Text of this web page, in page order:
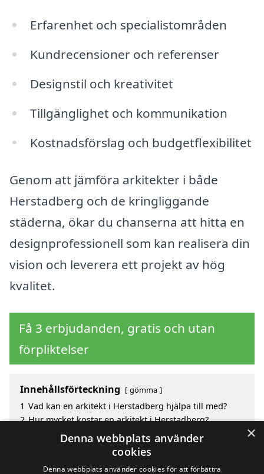
Erfarenhet och specialistområden
Kundrecensioner och referenser
Designstil och kreativitet
Tillgänglighet och kommunikation
Kostnadsförslag och budgetflexibilitet
Genom att jämföra arkitekter i både
Herstadberg och de kringliggande
städerna, ökar du chanserna att hitta en
designprofessionell som kan realisera din
vision och leverera ett projekt av hög
kvalitet.
Få 3 erbjudanden, gratis och utan
förpliktelser
Innehållsförteckning gömma
1 Vad kan en arkitekt i Herstadberg hjälpa till med?
2 Hur mycket kostar en arkitekt i Herstadberg?
Fördelar med att välja arkitekt i Herstadberg
Sök efter en skicklig arkitekt i de omgivande städerna
×
Denna webbplats använder
cookies
Denna webbplats använder cookies för att förbättra